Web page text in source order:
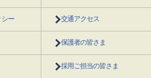
シー 交通アクセス
保護者の皆さま
採用ご担当の皆さま